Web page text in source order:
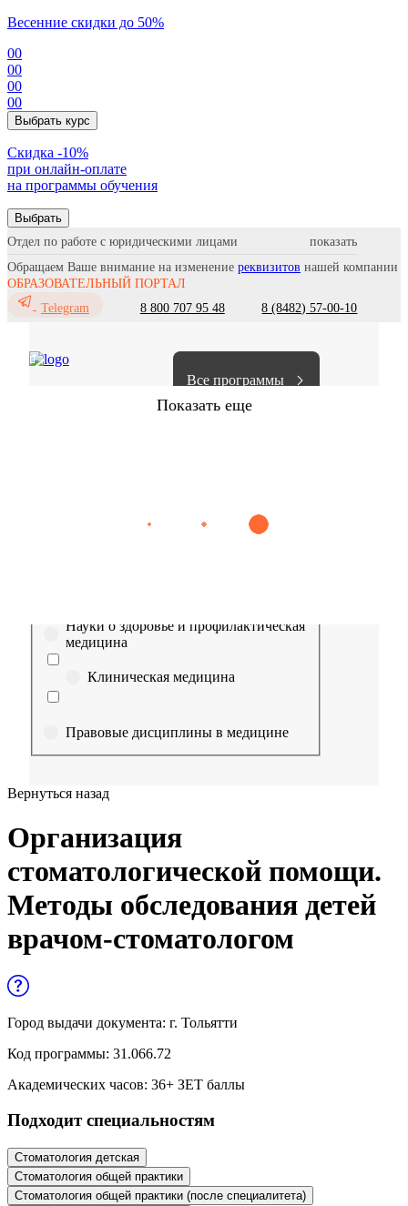
Весенние скидки до 50%
00
00
00
00
Выбрать курс
Cкидка -10%
при онлайн-оплате
на программы обучения
Выбрать
Отдел по работе с юридическими лицами
Обращаем Ваше внимание на изменение реквизитов нашей компании
ОБРАЗОВАТЕЛЬНЫЙ ПОРТАЛ
Telegram
8 800 707 95 48 8 (8482) 57-00-10
Все программы
Показать еще
Эпидемиология Медицинская помощь
Выберите направление
Науки о здоровье и профилактическая
медицина
Клиническая медицина
Правовые дисциплины в медицине
медицине
Здравоохранение и медицинские
науки
Образование и педагогические науки
и служащих
История и археология
Психологические науки
Техносферная безопасность и ОТ
Вернуться назад
Организация
стоматологической помощи.
Методы обследования детей
врачом-стоматологом
Город выдачи документа: г. Тольятти
Код программы: 31.066.72
Академических часов: 36+ ЗЕТ баллы
Подходит специальностям
Стоматология детская
Стоматология общей практики
Стоматология общей практики (после специалитета)